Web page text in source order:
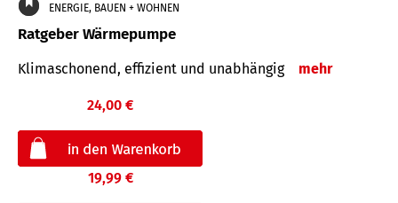
ENERGIE, BAUEN + WOHNEN
Ratgeber Wärmepumpe
Klimaschonend, effizient und unabhängig mehr
24,00 €
19,99 €